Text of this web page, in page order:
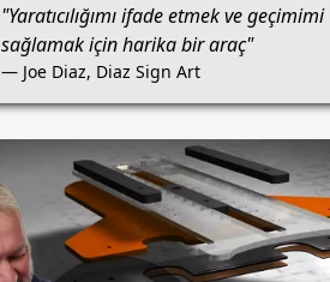
"Yaratıcılığımı ifade etmek ve geçimimi
sağlamak için harika bir araç"
— Joe Diaz, Diaz Sign Art